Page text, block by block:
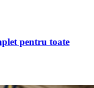
pentru toate